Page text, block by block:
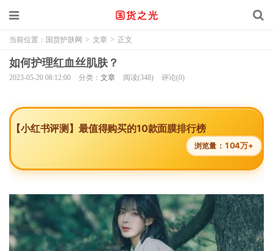
当前位置： 国货护肤网 > 文章 > 正文
如何护理红血丝肌肤？
2023-05-20 08:12:00 分类： 文章 阅读(348) 评论(0)
【小红书评测】最值得购买的10款面膜排行榜
浏览量： 104万+